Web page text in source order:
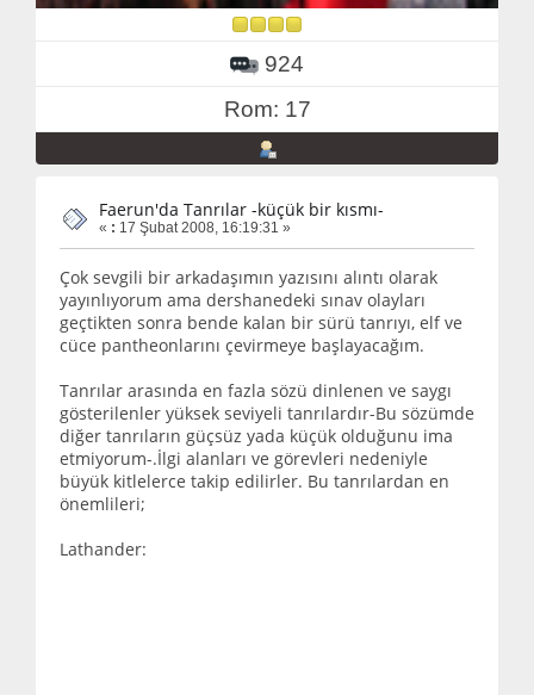
924
Rom: 17
Faerun'da Tanrılar -küçük bir kısmı-
« : 17 Şubat 2008, 16:19:31 »
Çok sevgili bir arkadaşımın yazısını alıntı olarak
yayınlıyorum ama dershanedeki sınav olayları
geçtikten sonra bende kalan bir sürü tanrıyı, elf ve
cüce pantheonlarını çevirmeye başlayacağım.
Tanrılar arasında en fazla sözü dinlenen ve saygı
gösterilenler yüksek seviyeli tanrılardır-Bu sözümde
diğer tanrıların güçsüz yada küçük olduğunu ima
etmiyorum-.İlgi alanları ve görevleri nedeniyle
büyük kitlelerce takip edilirler. Bu tanrılardan en
önemlileri;
Lathander: